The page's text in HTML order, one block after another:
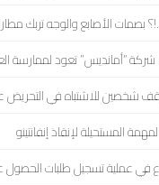
بصمات الأصابع والوجه تربك
شركة “أمانديس” تعود لممارسة
شخصين للاشتباه في التحريض
المستحيلة لإنقاذ إنفانتينو
في عملية تسجيل طلبات الحصول